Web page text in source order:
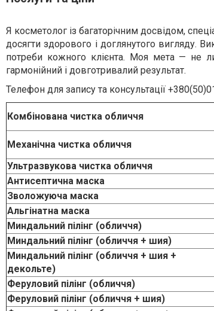
Я косметолог із багаторічним досвідом,
потреби кожного клієнта. Моя мета — не
гармонійний і довготривалий результат.
Телефон для запису та консультації
Комбінована чистка обличчя
Механічна чистка обличчя
Ультразвукова чистка обличчя
Антисептична маска
Зволожуюча маска
Альгінатна маска
Миндальний пілінг (обличчя)
Миндальний пілінг (обличчя + шия)
Миндальний пілінг (обличчя + шия +
декольте)
Феруловий пілінг (обличчя)
Феруловий пілінг (обличчя + шия)
Феруловий пілінг (обличчя + шия +
декольте)